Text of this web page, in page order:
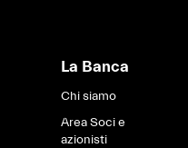
La Banca
Chi siamo
Area Soci e
azionisti